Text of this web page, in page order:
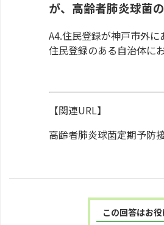
が、高齢者肺炎球菌
A4.住民登録が神戸市外
住民登録のある自治体に
【関連URL】
高齢者肺炎球菌定期予防
この回答はお